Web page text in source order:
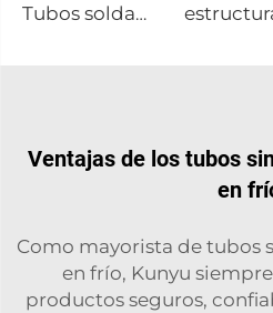
Tubos soldados de acero inoxidable, tubos redondos
Ventajas de los tubos
en
Como mayorista de tubos
en frío, Kunyu
productos seguros,